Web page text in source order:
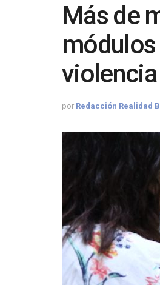
Más de
por Redacción Realidad